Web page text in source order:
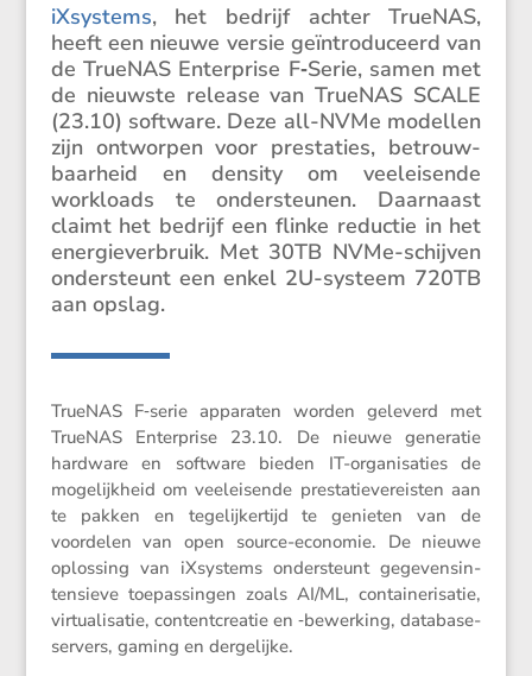
iXsys­tems, het bedrijf achter TrueNAS,
heeft een nieuwe versie geïntro­du­ceerd van
de TrueNAS Enter­prise F‑Serie, samen met
de nieuwste release van TrueNAS SCALE
(23.10) software. Deze all-NVMe modellen
zijn ontworpen voor presta­ties, betrouw­
baar­heid en density om veelei­sende
workloads te onder­steunen. Daarnaast
claimt het bedrijf een flinke reductie in het
energie­ver­bruik. Met 30TB NVMe-schijven
onder­steunt een enkel 2U-systeem 720TB
aan opslag.
TrueNAS F‑serie apparaten worden geleverd met
TrueNAS Enter­prise 23.10. De nieuwe generatie
hardware en software bieden IT-organi­sa­ties de
mogelijk­heid om veelei­sende presta­tie­ve­r­eisten aan
te pakken en tegelij­ker­tijd te genieten van de
voordelen van open source-economie. De nieuwe
oplos­sing van iXsys­tems onder­steunt gegevens­in­
ten­sieve toepas­singen zoals AI/​ML, contai­ne­ri­satie,
virtu­a­li­satie, content­cre­atie en ‑bewer­king, databa­se­
ser­vers, gaming en dergelijke.